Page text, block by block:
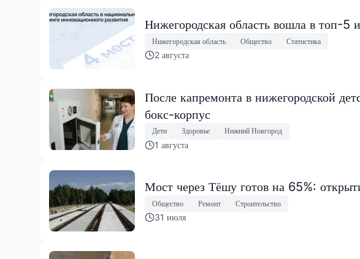
Нижегородская область вошла в топ-5
Нижегородская область Общество Статистика
2 августа
После капремонта в нижегородской
бокс-корпус
Дети Здоровье Нижний Новгород
1 августа
Мост через Тёшу готов на 65%:
Общество Ремонт Строительство
31 июля